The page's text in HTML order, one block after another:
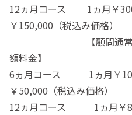
12ヵ月コース 1ヵ
￥150,000（税込み価格）
【顧問通
額料金】
6ヵ月コース 1ヵ
￥50,000（税込み価格）
12ヵ月コース 1ヵ